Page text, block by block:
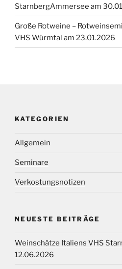
StarnbergAmmersee am
Große Rotweine –
VHS Würmtal am 23.01.2026
KATEGORIEN
Allgemein
Seminare
Verkostungsnotizen
NEUESTE BEITRÄGE
Weinschätze Italiens VHS
12.06.2026